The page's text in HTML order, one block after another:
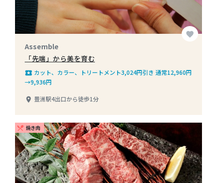
favorite
Assemble
「先端」から美を育む
local_play カット、カラー、トリートメント3,024円引き 通常12,960円
→9,936円
place 豊洲駅4出口から徒歩1分
restaurant_menu 焼き肉